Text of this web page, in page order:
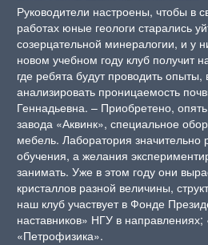
Руководители настроены, чтобы в
работах юные геологи старались
созерцательной минералогии, и у
новом учебном году клуб получит
где ребята будут проводить
анализировать проницаемость
Геннадьевна. – Приобретено,
завода «Аквинк», специальное
мебель. Лаборатория значительно
обучения, а желания
занимать. Уже в этом году они
кристаллов разной величины,
наш клуб участвует в Фонде
наставников» НГУ в направлениях;
«Петрофизика».